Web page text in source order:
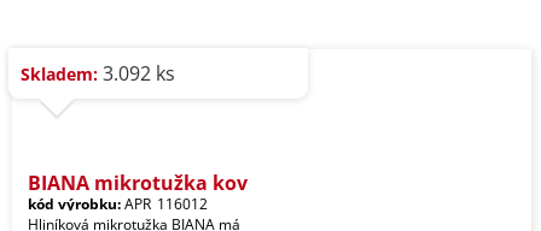
Skladem: 3.092 ks
BIANA mikrotužka kov
kód výrobku:APR_116012
Hliníková mikrotužka BIANA má